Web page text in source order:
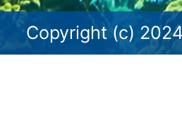
Copyright (c)